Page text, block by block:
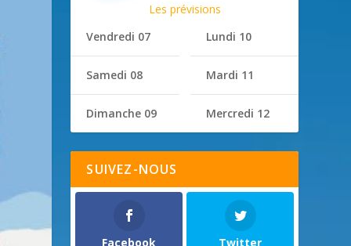
Les prévisions
Vendredi 07
Samedi 08
Dimanche 09
Lundi 10
Mardi 11
Mercredi 12
SUIVEZ-NOUS
Facebook Twitter